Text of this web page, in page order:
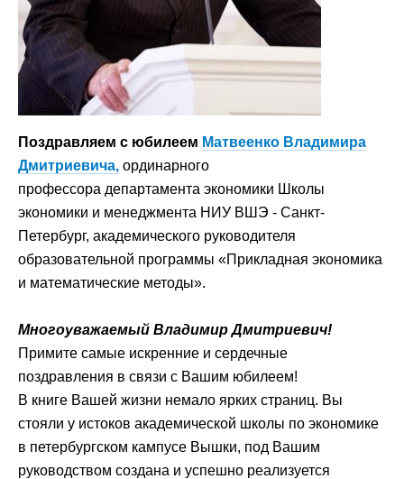
Поздравляем с юбилеем Матвеенко Владимира
Дмитриевича, ординарного
профессора департамента экономики Школы
экономики и менеджмента НИУ ВШЭ - Санкт-
Петербург, академического руководителя
образовательной программы «Прикладная экономика
и математические методы».
Многоуважаемый Владимир Дмитриевич!
Примите самые искренние и сердечные
поздравления в связи с Вашим юбилеем!
В книге Вашей жизни немало ярких страниц. Вы
стояли у истоков академической школы по экономике
в петербургском кампусе Вышки, под Вашим
руководством создана и успешно реализуется